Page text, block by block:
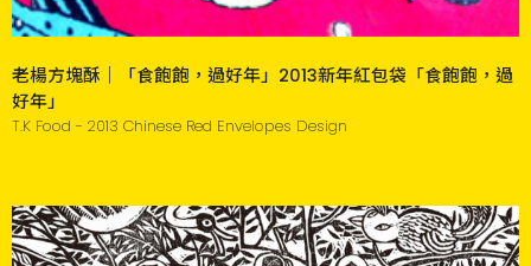
老楊方塊酥｜「食飽飽，過好年」2013新年紅包袋「食飽飽，過
好年」
T.K Food - 2013 Chinese Red Envelopes Design